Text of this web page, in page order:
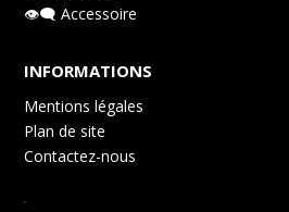
👁️‍🗨️ Accessoire
INFORMATIONS
Mentions légales
Plan de site
Contactez-nous